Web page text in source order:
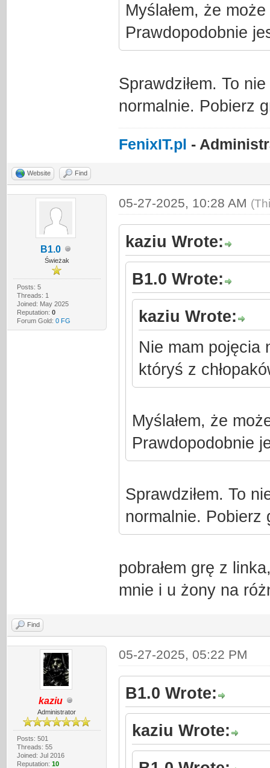
Myślałem, że
Prawdopodobnie
Sprawdziłem. To
normalnie. Pobierz
FenixIT.pl -
Website Find
B1.0
Świeżak
Posts: 5
Threads: 1
Joined: May 2025
Reputation: 0
Forum Gold: 0 FG
05-27-2025, 10:28 AM
kaziu Wrote:
B1.0 Wrote:
kaziu Wrote:
Nie mam pojęcia
któryś z
Myślałem, że
Prawdopodobnie
Sprawdziłem. To
normalnie. Pobierz
pobrałem grę z
mnie i u żony na
Find
kaziu
Administrator
Posts: 501
Threads: 55
Joined: Jul 2016
Reputation: 10
05-27-2025, 05:22 PM
B1.0 Wrote:
kaziu Wrote: